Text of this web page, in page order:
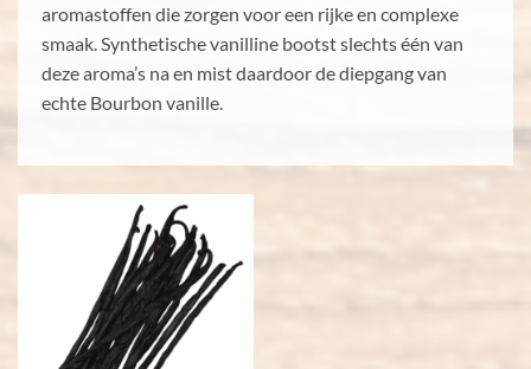
aromastoffen die zorgen voor een rijke en complexe
smaak. Synthetische vanilline bootst slechts één van
deze aroma’s na en mist daardoor de diepgang van
echte Bourbon vanille.